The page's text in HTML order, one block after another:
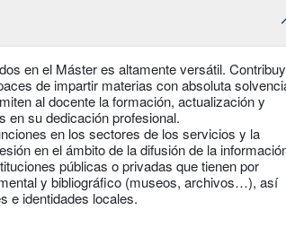
en el Máster es altamente versátil.
de impartir materias con absoluta
al docente la formación, actualización y
en su dedicación profesional.
en los sectores de los servicios y la
en el ámbito de la difusión de la
públicas o privadas que tienen por
y bibliográfico (museos, archivos…), así
e identidades locales.